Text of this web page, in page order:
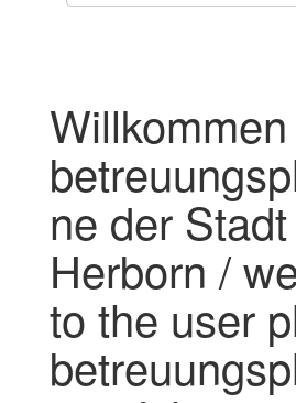
ne der Stadt
Herborn /
to the user